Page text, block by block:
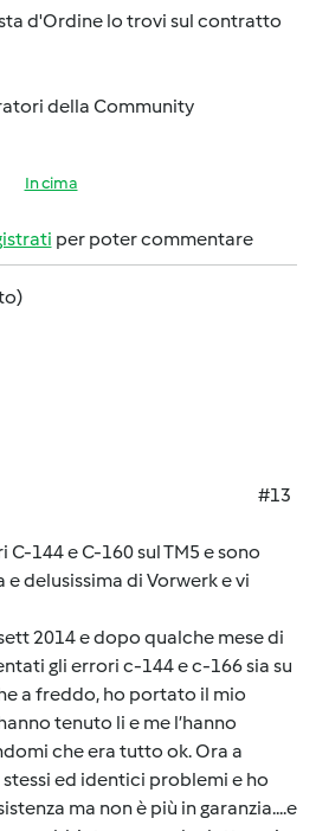
d'Ordine lo trovi sul contratto
della Community
In cima
per poter commentare
#13
144 e C-160 sul TM5 e sono
delusissima di Vorwerk e vi
2014 e dopo qualche mese di
gli errori c-144 e c-166 sia su
a freddo, ho portato il mio
tenuto li e me l’hanno
che era tutto ok. Ora a
ed identici problemi e ho
ma non è più in garanzia....e